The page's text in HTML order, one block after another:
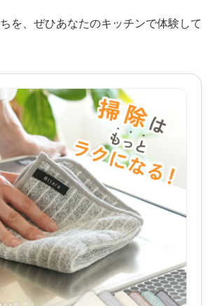
を、ぜひあなたのキッチンで体験して